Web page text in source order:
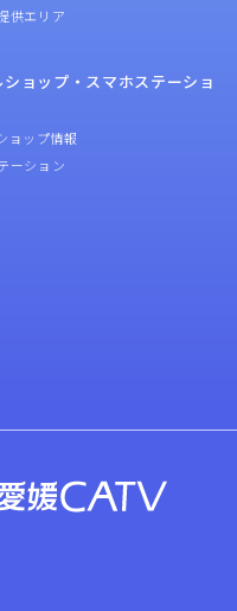
供エリア
ショップ・スマホステーショ
ョップ情報
ーション